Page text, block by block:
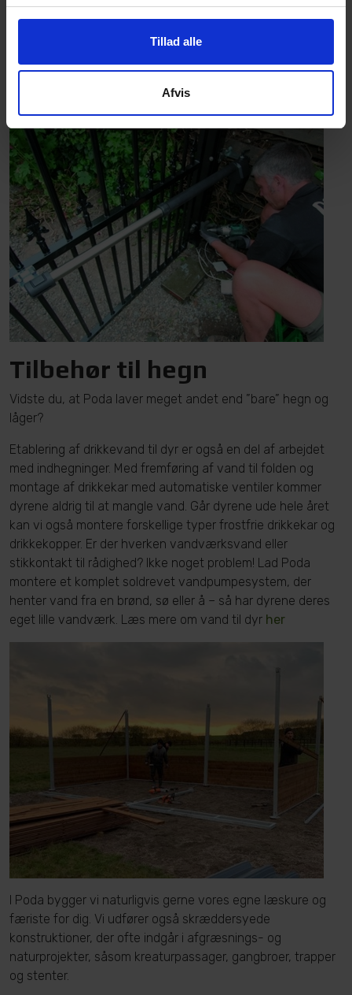
Tillad alle
Afvis
Tilbehør til hegn
Vidste du, at Poda laver meget andet end ”bare” hegn og
låger?
Etablering af drikkevand til dyr er også en del af arbejdet
med indhegninger. Med fremføring af vand til folden og
montage af drikkekar med automatiske ventiler kommer
dyrene aldrig til at mangle vand. Går dyrene ude hele året
kan vi også montere forskellige typer frostfrie drikkekar og
drikkekopper. Er der hverken vandværksvand eller
stikkontakt til rådighed? Ikke noget problem! Lad Poda
montere et komplet soldrevet vandpumpesystem, der
henter vand fra en brønd, sø eller å – så har dyrene deres
eget lille vandværk. Læs mere om vand til dyr her
I Poda bygger vi naturligvis gerne vores egne læskure og
færiste for dig. Vi udfører også skræddersyede
konstruktioner, der ofte indgår i afgræsnings- og
naturprojekter, såsom kreaturpassager, gangbroer, trapper
og stenter.